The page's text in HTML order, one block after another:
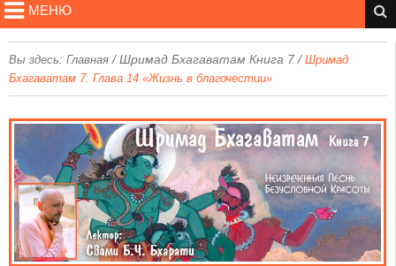
МЕНЮ
Вы здесь: Главная /Шримад Бхагаватам Книга 7 / Шримад
Бхагаватам 7. Глава 14 «Жизнь в благочестии»